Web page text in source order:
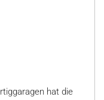
hat die